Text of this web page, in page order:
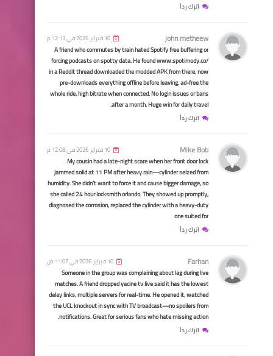
اسماء االرعاية الاجتماعية
اسماء الرعاية الاجتماعية
محافظة بغداد
اخبار العامة
وزارة الهجرة تطلق منحة
العودة الوجبة 14
اخبار العامة
ارتفاع أسعار صرف الدولار اليوم
اترك رداً
john metheew 10 فبراير 2026 في 12:13 م
A friend who commutes by train hated Spotify free buffering or
forcing podcasts on spotty data. He found www.spotimody.co/
in a Reddit thread downloaded the modded APK from there, now
pre-downloads everything offline before leaving, ad-free the
whole ride, high bitrate when connected. No login issues or bans
after a month. Huge win for daily travel.
اترك رداً
Mike Bob 10 فبراير 2026 في 12:08 م
My cousin had a late-night scare when her front door lock
jammed solid at 11 PM after heavy rain—cylinder seized from
humidity. She didn't want to force it and cause bigger damage, so
she called 24 hour locksmith orlando. They showed up promptly,
diagnosed the corrosion, replaced the cylinder with a heavy-duty
one suited for
اترك رداً
Farhan 10 فبراير 2026 في 11:07 ص
Someone in the group was complaining about lag during live
matches. A friend dropped yacine tv live said it has the lowest
delay links, multiple servers for real-time. He opened it, watched
the UCL knockout in sync with TV broadcast—no spoilers from
notifications. Great for serious fans who hate missing action.
اترك رداً